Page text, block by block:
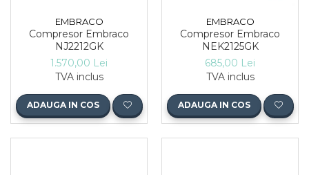
EMBRACO
Compresor Embraco
NJ2212GK
1.570,00 Lei
TVA inclus
ADAUGA IN COS
EMBRACO
Compresor Embraco
NEK2125GK
685,00 Lei
TVA inclus
ADAUGA IN COS